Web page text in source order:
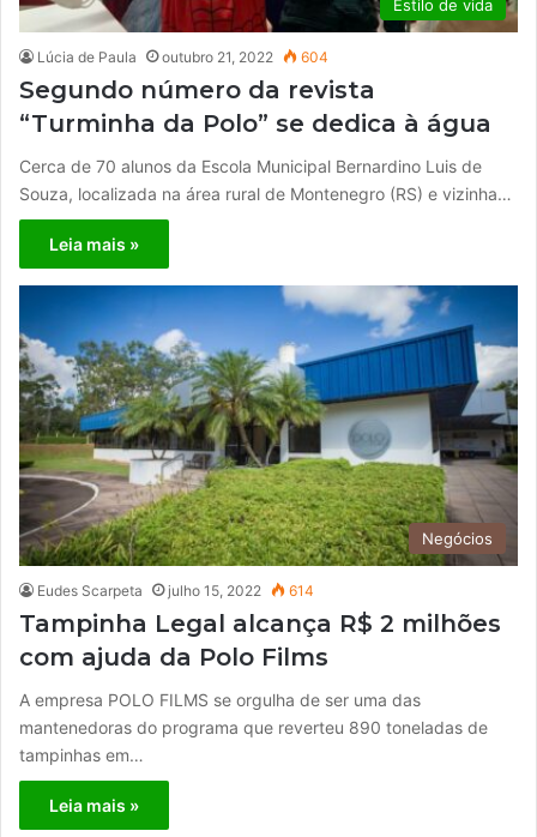
Estilo de vida
Lúcia de Paula outubro 21, 2022 604
Segundo número da revista
“Turminha da Polo” se dedica à água
Cerca de 70 alunos da Escola Municipal Bernardino Luis de
Souza, localizada na área rural de Montenegro (RS) e vizinha…
Leia mais »
Negócios
Eudes Scarpeta julho 15, 2022 614
Tampinha Legal alcança R$ 2 milhões
com ajuda da Polo Films
A empresa POLO FILMS se orgulha de ser uma das
mantenedoras do programa que reverteu 890 toneladas de
tampinhas em…
Leia mais »